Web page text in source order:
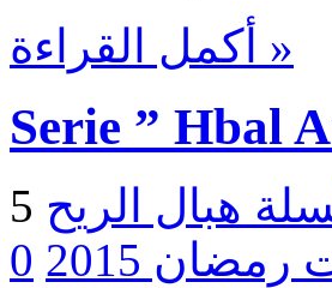
أكمل القراءة »
Serie ” Hbal
2015
0